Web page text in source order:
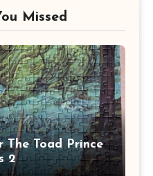
Missed
The Toad Prince
2